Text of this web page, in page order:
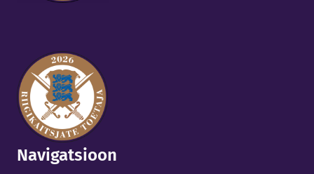
Navigatsioon